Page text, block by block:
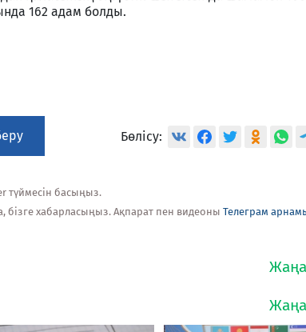
162 адам болды.
Бөлісу:
түймесін басыңыз.
бізге хабарласыңыз. Ақпарат пен видеоны Телеграм